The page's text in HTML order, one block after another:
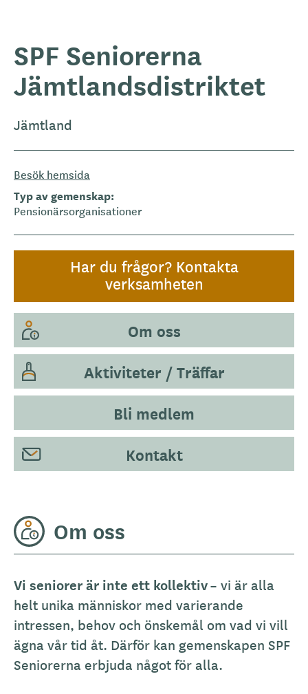
SPF Seniorerna
Jämtlandsdistriktet
Jämtland
Besök hemsida
Typ av gemenskap
Pensionärsorganisationer
Har du frågor? Kontakta
verksamheten
Om oss
Aktiviteter / Träffar
Bli medlem
Kontakt
Om oss
Vi seniorer är inte ett kollektiv– vi är alla
helt unika människor med varierande
intressen, behov och önskemål om vad vi vill
ägna vår tid åt. Därför kan gemenskapen SPF
Seniorerna erbjuda något för alla.